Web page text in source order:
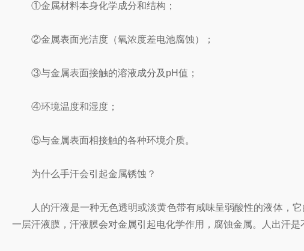
①金属材料本身化学成分和结构；
②金属表面光洁度（氧浓度差电池腐蚀）；
③与金属表面接触的溶液成分及pH值；
④环境温度和湿度；
⑤与金属表面相接触的各种环境介质。
为什么手汗会引起金属锈蚀？
人的汗液是一种无色透明或淡黄色带有咸味呈弱酸性的液体，它
一层汗液膜，汗液膜会对金属引起电化学作用，腐蚀金属。人出汗